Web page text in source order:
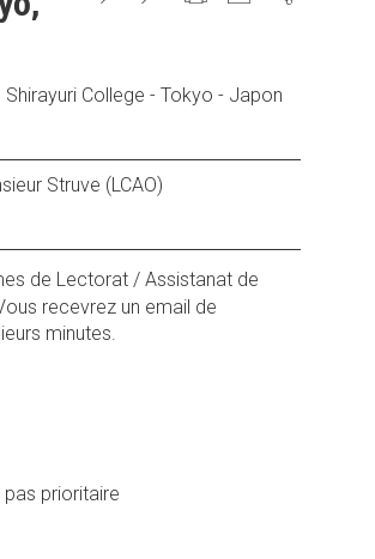
College - Tokyo - Japon
Struve (LCAO)
de Lectorat / Assistanat de
recevrez un email de
minutes.
prioritaire